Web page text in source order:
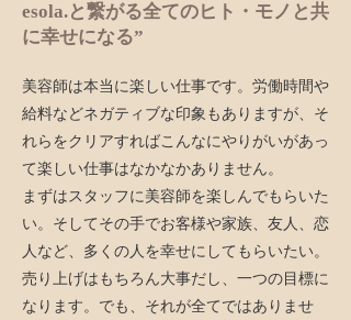
esola.と繋がる全てのヒト・モノと共
に幸せになる”
美容師は本当に楽しい仕事です。労働時間や
給料などネガティブな印象もありますが、そ
れらをクリアすればこんなにやりがいがあっ
て楽しい仕事はなかなかありません。
まずはスタッフに美容師を楽しんでもらいた
い。そしてその手でお客様や家族、友人、恋
人など、多くの人を幸せにしてもらいたい。
​売り上げはもちろん大事だし、一つの目標に
なります。でも、それが全てではありませ